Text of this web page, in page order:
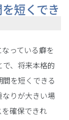
短くでき
っている癖を
、将来本格的
を短くできる
りが大きい場
確保できれ